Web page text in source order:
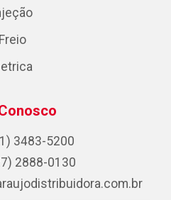
Freio
3483-5200
2888-0130